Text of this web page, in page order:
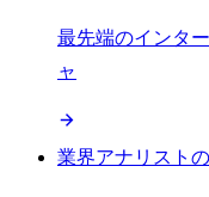
最先端のインタ
ャ
業界アナリスト